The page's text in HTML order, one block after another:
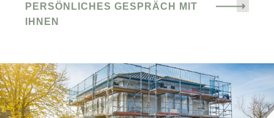
PERSÖNLICHES GESPRÄCH MIT
IHNEN